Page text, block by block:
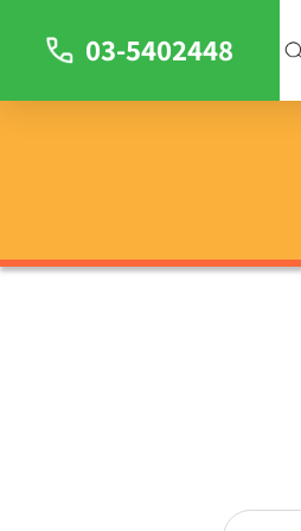
03-5402448